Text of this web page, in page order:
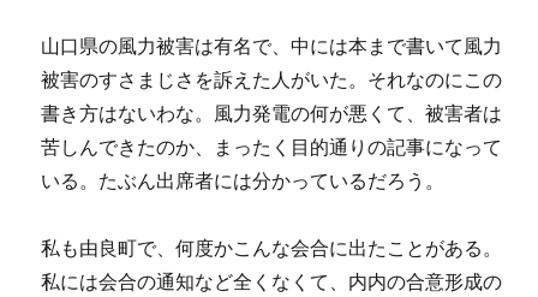
山口県の風力被害は有名で、中には本まで書いて風力
被害のすさまじさを訴えた人がいた。それなのにこの
書き方はないわな。風力発電の何が悪くて、被害者は
苦しんできたのか、まったく目的通りの記事になって
いる。たぶん出席者には分かっているだろう。
私も由良町で、何度かこんな会合に出たことがある。
私には会合の通知など全くなくて、内内の合意形成の